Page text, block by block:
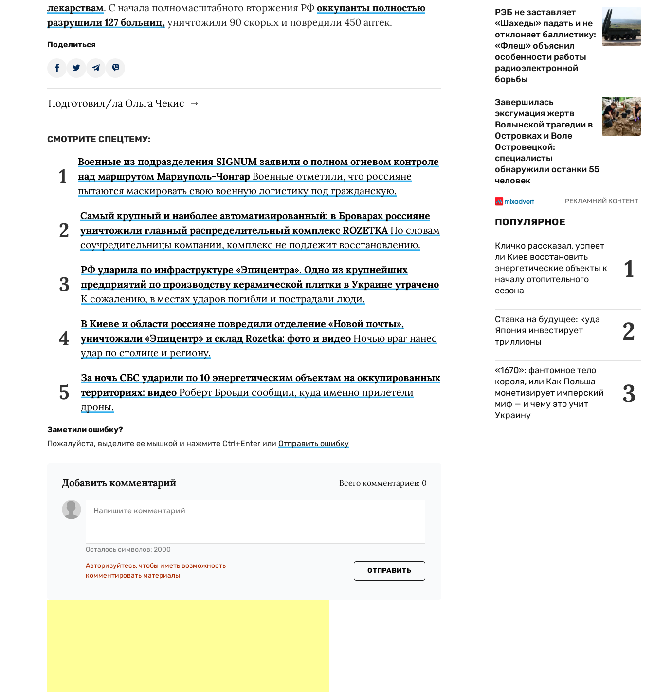
лекарствам. С начала полномасштабного вторжения РФ оккупанты полностью
разрушили 127 больниц, уничтожили 90 скорых и повредили 450 аптек.
Поделиться
Подготовил/ла Ольга Чекис
СМОТРИТЕ СПЕЦТЕМУ:
Военные из подразделения SIGNUM заявили о полном огневом контроле
над маршрутом Мариуполь-Чонгар Военные отметили, что россияне
пытаются маскировать свою военную логистику под гражданскую.
Самый крупный и наиболее автоматизированный: в Броварах россияне
уничтожили главный распределительный комплекс ROZETKAПо словам
соучредительницы компании, комплекс не подлежит восстановлению.
РФ ударила по инфраструктуре «Эпицентра». Одно из крупнейших
предприятий по производству керамической плитки в Украине утрачено
К сожалению, в местах ударов погибли и пострадали люди.
В Киеве и области россияне повредили отделение «Новой почты»,
уничтожили «Эпицентр» и склад Rozetka: фото и видео Ночью враг нанес
удар по столице и региону.
За ночь СБС ударили по 10 энергетическим объектам на оккупированных
территориях: видео Роберт Бровди сообщил, куда именно прилетели
дроны.
Заметили ошибку?
Пожалуйста, выделите ее мышкой и нажмите Ctrl+Enter или Отправить ошибку
Добавить комментарий Всего комментариев: 0
Осталось символов: 2000
Авторизуйтесь, чтобы иметь возможность
комментировать материалы
ОТПРАВИТЬ
РЭБ не заставляет
«Шахеды» падать и не
отклоняет баллистику:
«Флеш» объяснил
особенности работы
радиоэлектронной
борьбы
Завершилась
эксгумация жертв
Волынской трагедии в
Островках и Воле
Островецкой:
специалисты
обнаружили останки 55
человек
ПОПУЛЯРНОЕ
1
Кличко рассказал, успеет
ли Киев восстановить
энергетические объекты к
началу отопительного
сезона
2
Ставка на будущее: куда
Япония инвестирует
триллионы
3
«1670»: фантомное тело
короля, или Как Польша
монетизирует имперский
миф — и чему это учит
Украину